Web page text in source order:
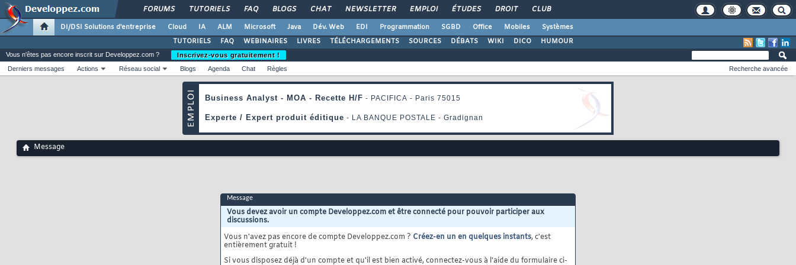
FORUMS TUTORIELS FAQ BLOGS CHAT NEWSLETTER EMPLOI ÉTUDES DROIT CLUB
DI/DSI Solutions d'entreprise Cloud IA ALM Microsoft Java Dév. Web EDI Programmation SGBD Office Mobiles
Systèmes
TUTORIELS
FAQ WEBINAIRES LIVRES TÉLÉCHARGEMENTS SOURCES DÉBATS WIKI DICO HUMOUR
Vous n'êtes pas encore inscrit sur Developpez.com ?
Inscrivez-vous gratuitement !
Derniers messages
Actions Réseau social Blogs Agenda Chat Règles Recherche avancée
Message
Message
Vous devez avoir un compte Developpez.com et être connecté pour pouvoir participer aux
discussions.
Vous n'avez pas encore de compte Developpez.com ? Créez-en un en quelques instants, c'est
entièrement gratuit !
Si vous disposez déjà d'un compte et qu'il est bien activé, connectez-vous à l'aide du formulaire ci-